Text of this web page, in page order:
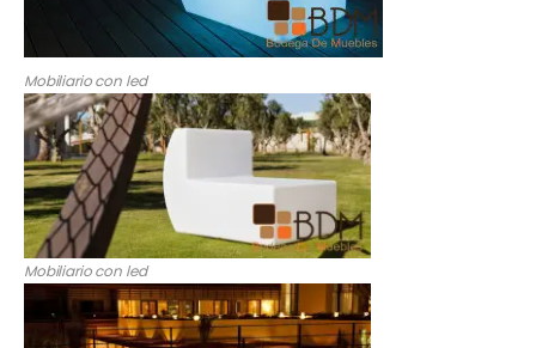
Mobiliario con led
Mobiliario con led